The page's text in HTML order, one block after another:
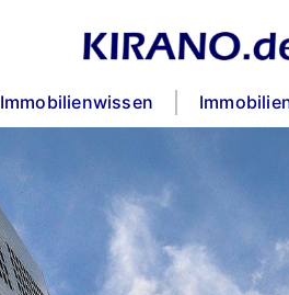
Immobilienwissen